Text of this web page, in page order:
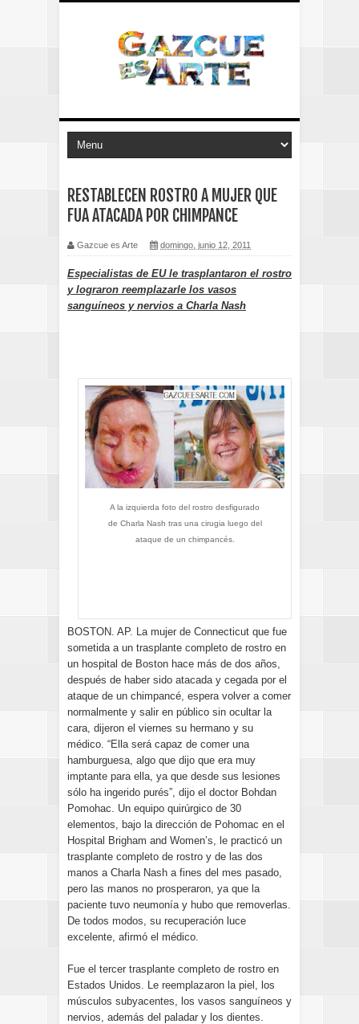
RESTABLECEN ROSTRO A MUJER QUE
FUA ATACADA POR CHIMPANCE
Gazcue es Arte domingo, junio 12, 2011
Especialistas de EU le trasplantaron el rostro
y lograron reemplazarle los vasos
sanguíneos y nervios a Charla Nash
A la izquierda foto del rostro desfigurado
de Charla Nash tras una cirugia luego del
ataque de un chimpancés.
BOSTON. AP. La mujer de Connecticut que fue
sometida a un trasplante completo de rostro en
un hospital de Boston hace más de dos años,
después de haber sido atacada y cegada por el
ataque de un chimpancé, espera volver a comer
normalmente y salir en público sin ocultar la
cara, dijeron el viernes su hermano y su
médico. “Ella será capaz de comer una
hamburguesa, algo que dijo que era muy
imptante para ella, ya que desde sus lesiones
sólo ha ingerido purés”, dijo el doctor Bohdan
Pomohac. Un equipo quirúrgico de 30
elementos, bajo la dirección de Pohomac en el
Hospital Brigham and Women’s, le practicó un
trasplante completo de rostro y de las dos
manos a Charla Nash a fines del mes pasado,
pero las manos no prosperaron, ya que la
paciente tuvo neumonía y hubo que removerlas.
De todos modos, su recuperación luce
excelente, afirmó el médico.
Fue el tercer trasplante completo de rostro en
Estados Unidos. Le reemplazaron la piel, los
músculos subyacentes, los vasos sanguíneos y
nervios, además del paladar y los dientes.